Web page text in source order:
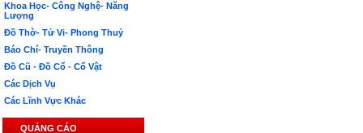
Khoa Học- Công Nghệ- Năng
Lượng
Đồ Thờ- Tử Vi- Phong Thuỷ
Báo Chí- Truyền Thông
Đồ Cũ - Đồ Cổ - Cổ Vật
Các Dịch Vụ
Các Lĩnh Vực Khác
QUẢNG CÁO